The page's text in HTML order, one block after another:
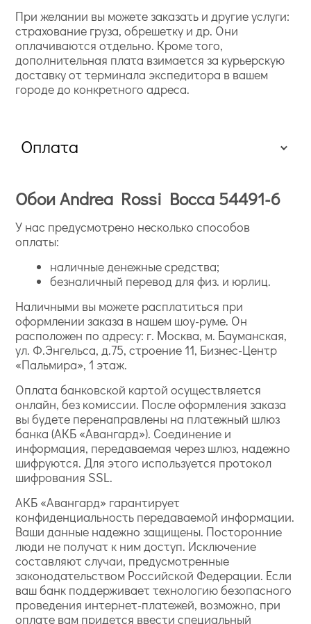
При желании вы можете заказать и другие услуги:
страхование груза, обрешетку и др. Они
оплачиваются отдельно. Кроме того,
дополнительная плата взимается за курьерскую
доставку от терминала экспедитора в вашем
городе до конкретного адреса.
Оплата
Обои Andrea Rossi Bocca 54491-6
У нас предусмотрено несколько способов
оплаты:
наличные денежные средства;
безналичный перевод для физ. и юрлиц.
Наличными вы можете расплатиться при
оформлении заказа в нашем шоу-руме. Он
расположен по адресу: г. Москва, м. Бауманская,
ул. Ф.Энгельса, д.75, строение 11, Бизнес-Центр
«Пальмира», 1 этаж.
Оплата банковской картой осуществляется
онлайн, без комиссии. После оформления заказа
вы будете перенаправлены на платежный шлюз
банка (АКБ «Авангард»). Соединение и
информация, передаваемая через шлюз, надежно
шифруются. Для этого используется протокол
шифрования SSL.
АКБ «Авангард» гарантирует
конфиденциальность передаваемой информации.
Ваши данные надежно защищены. Посторонние
люди не получат к ним доступ. Исключение
составляют случаи, предусмотренные
законодательством Российской Федерации. Если
ваш банк поддерживает технологию безопасного
проведения интернет-платежей, возможно, при
оплате вам придется ввести специальный